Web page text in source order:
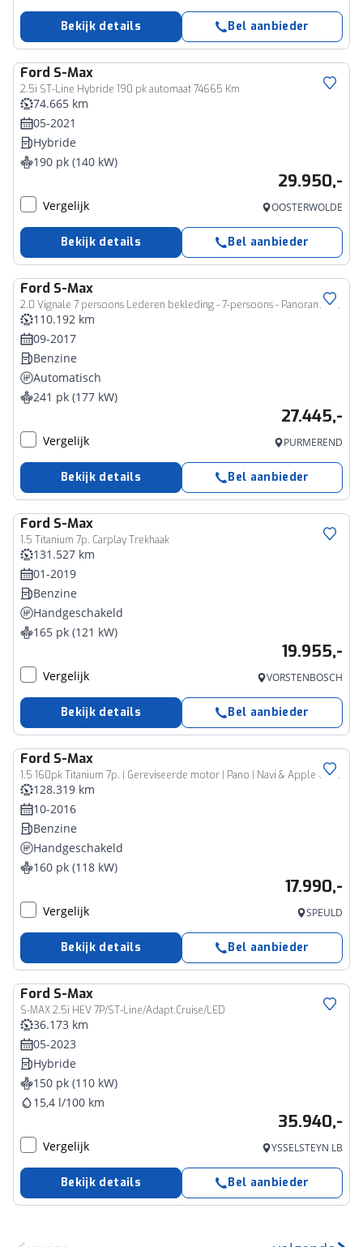
Bekijk details Bel aanbieder
Ford S-Max
2.5i ST-Line Hybride 190 pk automaat 74665 Km
74.665 km
05-2021
Hybride
190 pk (140 kW)
29.950,-
Vergelijk OOSTERWOLDE
Bekijk details Bel aanbieder
Ford S-Max
2.0 Vignale 7 persoons Lederen bekleding - 7-persoons - Panoramadak - Full Options
110.192 km
09-2017
Benzine
Automatisch
241 pk (177 kW)
27.445,-
Vergelijk PURMEREND
Bekijk details Bel aanbieder
Ford S-Max
1.5 Titanium 7p. Carplay Trekhaak
131.527 km
01-2019
Benzine
Handgeschakeld
165 pk (121 kW)
19.955,-
Vergelijk VORSTENBOSCH
Bekijk details Bel aanbieder
Ford S-Max
1.5 160pk Titanium 7p. | Gereviseerde motor | Pano | Navi & Apple Carplay/Android Auto | Elektr. achterklep | Keyless | Voorruitverwarming | Parkeer pakket | Lane Assist | Verkeersbord Assist i.c.m. Speed Limiter
128.319 km
10-2016
Benzine
Handgeschakeld
160 pk (118 kW)
17.990,-
Vergelijk SPEULD
Bekijk details Bel aanbieder
Ford S-Max
S-MAX 2.5i HEV 7P/ST-Line/Adapt.Cruise/LED
36.173 km
05-2023
Hybride
150 pk (110 kW)
15,4 l/100 km
35.940,-
Vergelijk YSSELSTEYN LB
Bekijk details Bel aanbieder